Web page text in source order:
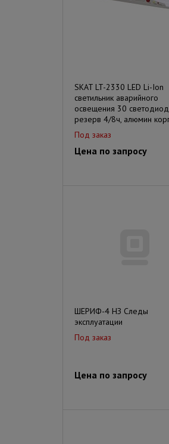
SKAT LT-2330 LED Li-Ion
светильник аварийного
освещения 30
резерв 4/8ч, алюмин
Под заказ
Цена по запросу
ШЕРИФ-4 НЗ Следы
эксплуатации
Под заказ
Цена по запросу